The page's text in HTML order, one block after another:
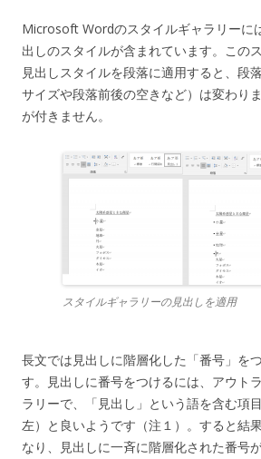
Microsoft Wordのスタイルギャラリーに
出しのスタイルが含まれています。この
見出しスタイルを段落に適用すると、段
サイズや段落前後の空きなど）は変わり
が付きません。
スタイルギャラリーの見出しを適用
長文では見出しに階層化した「番号」を
す。見出しに番号をつけるには、アウト
ラリーで、「見出し」という語を含む項
左）と良いようです（注１）。すると結
なり、見出しに一斉に階層化された番号が